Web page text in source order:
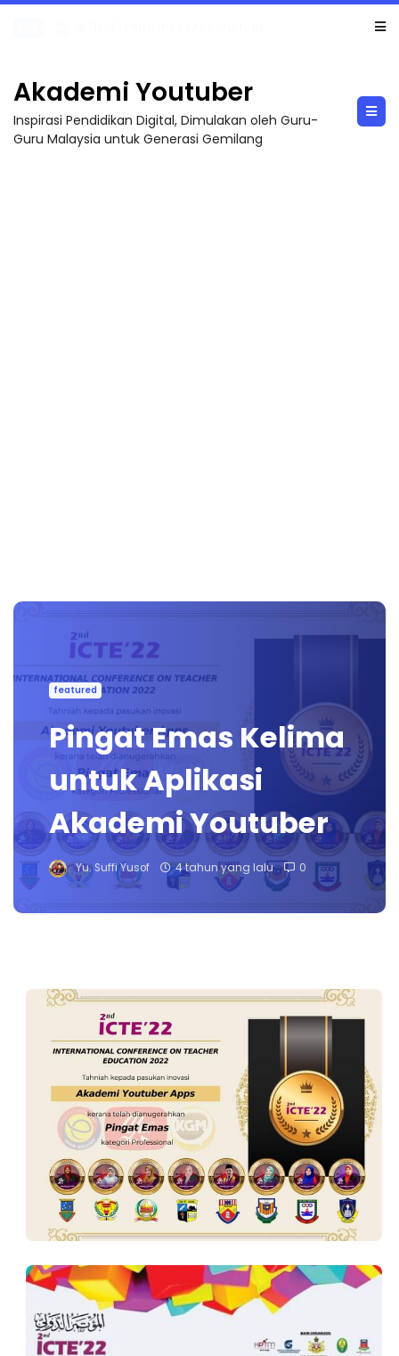
Akademi Youtuber
Inspirasi Pendidikan Digital, Dimulakan oleh Guru-
Guru Malaysia untuk Generasi Gemilang
featured
Pingat Emas Kelima
untuk Aplikasi
Akademi Youtuber
Yu. Suffi Yusof 4 tahun yang lalu 0